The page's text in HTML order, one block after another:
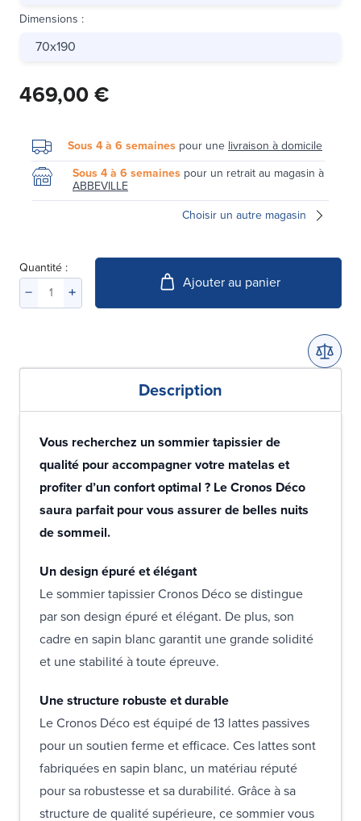
Dimensions :
70x190
469,00 €
Sous 4 à 6 semaines pour une livraison à domicile
Sous 4 à 6 semaines pour un retrait au magasin à
ABBEVILLE
Choisir un autre magasin
Quantité :
Ajouter au panier
Description
Vous recherchez un sommier tapissier de
qualité pour accompagner votre matelas et
profiter d’un confort optimal ? Le Cronos Déco
saura parfait pour vous assurer de belles nuits
de sommeil.
Un design épuré et élégant
Le sommier tapissier Cronos Déco se distingue
par son design épuré et élégant. De plus, son
cadre en sapin blanc garantit une grande solidité
et une stabilité à toute épreuve.
Une structure robuste et durable
Le Cronos Déco est équipé de 13 lattes passives
pour un soutien ferme et efficace. Ces lattes sont
fabriquées en sapin blanc, un matériau réputé
pour sa robustesse et sa durabilité. Grâce à sa
structure de qualité supérieure, ce sommier vous